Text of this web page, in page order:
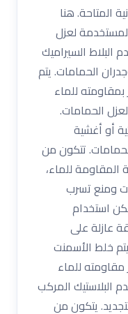
المتاحة. هنا
لعزل
البلاط السيراميك
الحمامات. يتم
للماء
الحمامات.
أو أغشية
الحمامات. تتكون من
المقاومة للماء،
ومنع تسرب
استخدام
عازلة على
خلط الأسمنت
للماء
البلاستيك المركب
يتكون من